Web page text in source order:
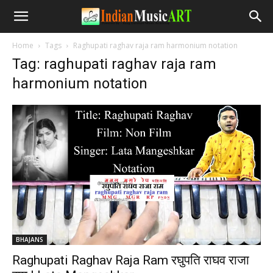
Home Tags Raghupati raghav raja ram harmonium notation
Tag: raghupati raghav raja ram
harmonium notation
BHAJANS
Raghupati Raghav Raja Ram रघुपति राघव राजा